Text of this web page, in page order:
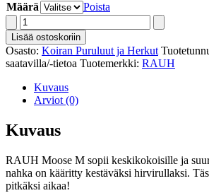
-
34,00 €
Määrä
Poista
RAUH
Moose
M
määrä
Lisää ostoskoriin
Osasto: Koiran Puruluut ja Herkut
saatavilla/-tietoa Tuotemerkki: RAUH
Kuvaus
Arviot (0)
Kuvaus
RAUH Moose M sopii keskikokoisille ja
nahka on kääritty kestäväksi hirvirullaksi.
pitkäksi aikaa!